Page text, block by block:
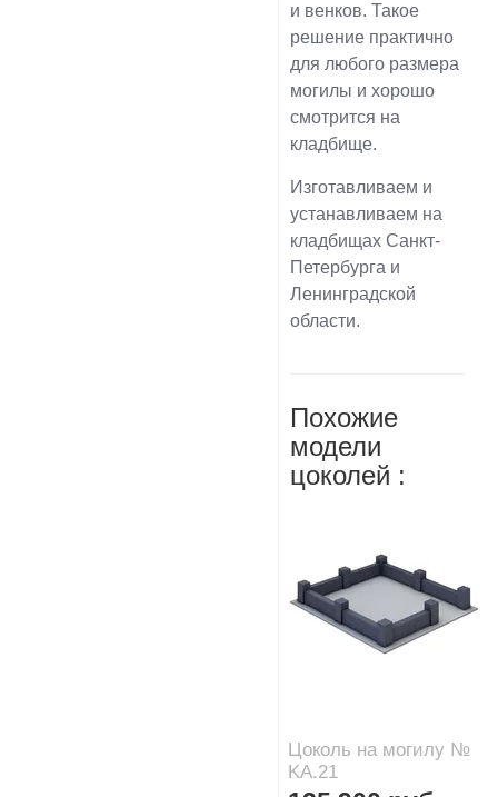
и венков. Такое
решение практично
для любого размера
могилы и хорошо
смотрится на
кладбище.
Изготавливаем и
устанавливаем на
кладбищах Санкт-
Петербурга и
Ленинградской
области.
Похожие
модели
цоколей :
Цоколь на могилу №
KA.21